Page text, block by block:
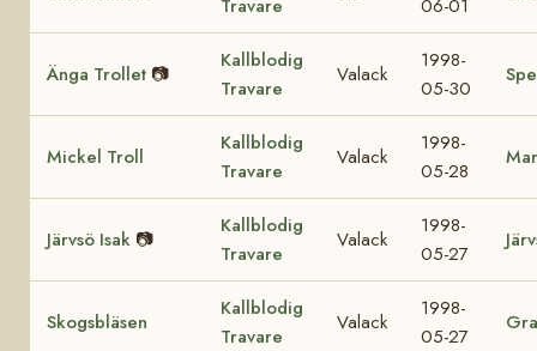
Travare
06-01
Änga Trollet 📷
Kallblodig
Travare
Valack
1998-
05-30
Mickel Troll
Kallblodig
Travare
Valack
1998-
05-28
Järvsö Isak 📷
Kallblodig
Travare
Valack
1998-
05-27
Skogsbläsen
Kallblodig
Travare
Valack
1998-
05-27